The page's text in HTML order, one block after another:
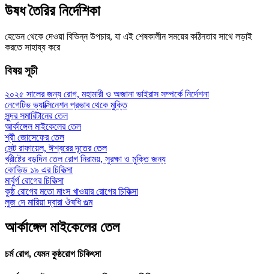
উষধ তৈরির নির্দেশিকা
হেভেন থেকে দেওয়া বিভিন্ন উপচার, যা এই শেষকালীন সময়ের কঠিনতার সাথে লড়াই
করতে সাহায্য করে
বিষয় সূচী
২০২৫ সালের জন্য রোগ, মহামারী ও অজানা ভাইরাস সম্পর্কে নির্দেশনা
নেগেটিভ ভ্যাক্সিনেশন প্রভাব থেকে মুক্তি
সুন্দর সমারিটানের তেল
আর্কাঙ্গেল মাইকেলের তেল
শ্রী জোসেফের তেল
সেন্ট রাফায়েল, ঈশ্বরের দূতের তেল
খ্রীষ্টের বড়দিন তেল রোগ নিরাময়, সুরক্ষা ও মুক্তি জন্য
কোভিড ১৯ এর চিকিত্সা
মার্বুর্গ রোগের চিকিত্সা
কুষ্ঠ রোগের মতো মাংস খাওয়ার রোগের চিকিত্সা
লুজ দে মারিয়া দ্বারা ঔষধি গুল্ম
আর্কাঙ্গেল মাইকেলের তেল
চর্ম রোগ, যেমন কুষ্ঠরোগ চিকিৎসা